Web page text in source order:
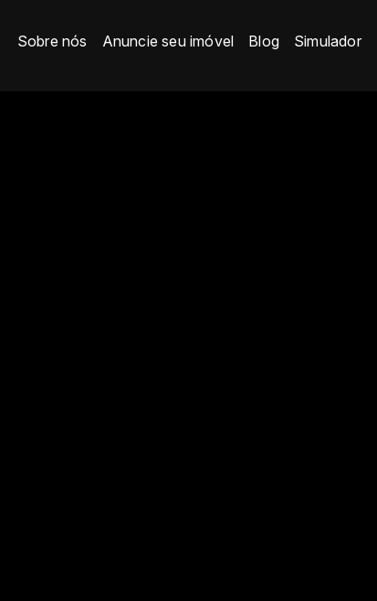
Simulador
Blog
Anuncie seu imóvel
Sobre nós